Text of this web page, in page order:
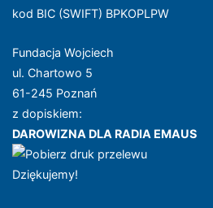
kod BIC (SWIFT) BPKOPLPW
Fundacja Wojciech
ul. Chartowo 5
61-245 Poznań
z dopiskiem:
DAROWIZNA DLA RADIA EMAUS
Dziękujemy!